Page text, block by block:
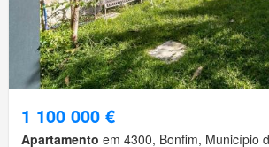
1 100 000 €
Apartamento em 4300, Bonfim, Município